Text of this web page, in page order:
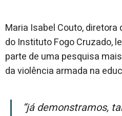
Maria Isabel Couto,
do Instituto Fogo Cruzado,
parte de uma pesquisa
da violência armada na
“Já demonstramos, também em parceria